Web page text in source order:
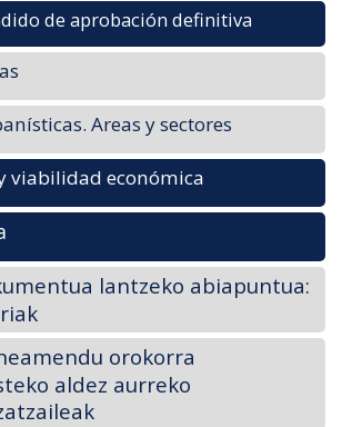
de aprobación definitiva
Areas y sectores
viabilidad económica
lantzeko abiapuntua:
orokorra
aldez aurreko